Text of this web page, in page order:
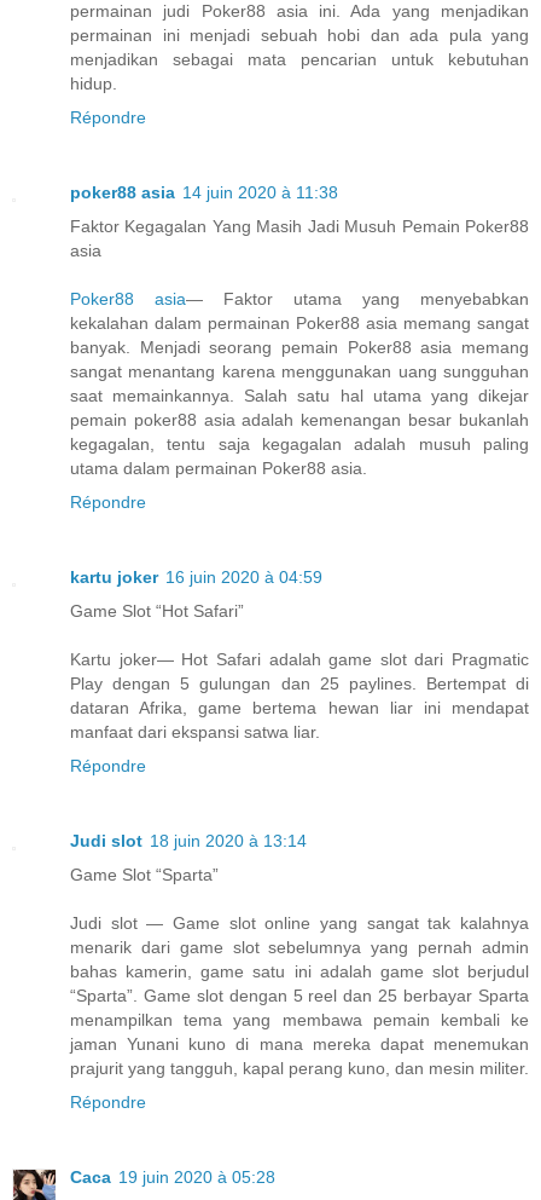
permainan judi Poker88 asia ini. Ada yang menjadikan
permainan ini menjadi sebuah hobi dan ada pula yang
menjadikan sebagai mata pencarian untuk kebutuhan
hidup.
Répondre
poker88 asia 14 juin 2020 à 11:38
Faktor Kegagalan Yang Masih Jadi Musuh Pemain Poker88
asia
Poker88 asia— Faktor utama yang menyebabkan
kekalahan dalam permainan Poker88 asia memang sangat
banyak. Menjadi seorang pemain Poker88 asia memang
sangat menantang karena menggunakan uang sungguhan
saat memainkannya. Salah satu hal utama yang dikejar
pemain poker88 asia adalah kemenangan besar bukanlah
kegagalan, tentu saja kegagalan adalah musuh paling
utama dalam permainan Poker88 asia.
Répondre
kartu joker 16 juin 2020 à 04:59
Game Slot “Hot Safari”
Kartu joker— Hot Safari adalah game slot dari Pragmatic
Play dengan 5 gulungan dan 25 paylines. Bertempat di
dataran Afrika, game bertema hewan liar ini mendapat
manfaat dari ekspansi satwa liar.
Répondre
Judi slot 18 juin 2020 à 13:14
Game Slot “Sparta”
Judi slot — Game slot online yang sangat tak kalahnya
menarik dari game slot sebelumnya yang pernah admin
bahas kamerin, game satu ini adalah game slot berjudul
“Sparta”. Game slot dengan 5 reel dan 25 berbayar Sparta
menampilkan tema yang membawa pemain kembali ke
jaman Yunani kuno di mana mereka dapat menemukan
prajurit yang tangguh, kapal perang kuno, dan mesin militer.
Répondre
Caca 19 juin 2020 à 05:28